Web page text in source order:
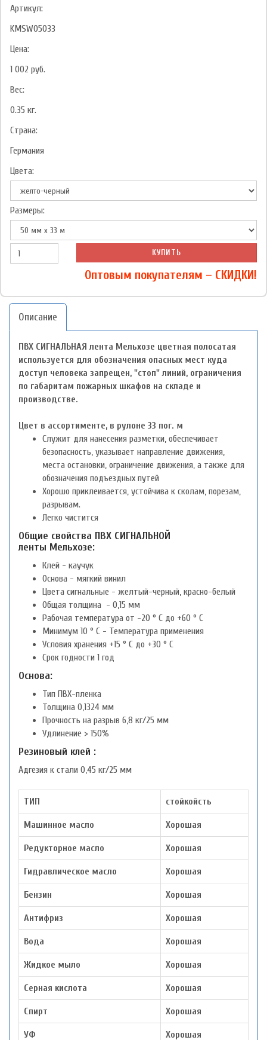
Артикул:
KMSW05033
Цена:
1 002 руб.
Вес:
0.35 кг.
Страна:
Германия
Цвета:
Размеры:
КУПИТЬ
Оптовым покупателям – СКИДКИ!
Описание
ПВХ СИГНАЛЬНАЯ лента Мельхозе цветная полосатая
используется для обозначения опасных мест куда
доступ человека запрещен, "стоп" линий, ограничения
по габаритам пожарных шкафов на складе и
производстве.
Цвет в ассортименте, в рулоне 33 пог. м
Служит для нанесения разметки, обеспечивает
безопасность, указывает направление движения,
места остановки, ограничение движения, а также для
обозначения подъездных путей
Хорошо приклеивается, устойчива к сколам, порезам,
разрывам.
Легко чистится
Общие свойства ПВХ СИГНАЛЬНОЙ
ленты Мельхозе:
Клей - каучук
Основа - мягкий винил
Цвета сигнальные - желтый-черный, красно-белый
Общая толщина - 0,15 мм
Рабочая температура от -20 ° C до +60 ° C
Минимум 10 ° C - Температура применения
Условия хранения +15 ° C до +30 ° C
Срок годности 1 год
Основа:
Тип ПВХ-пленка
Толщина 0,1324 мм
Прочность на разрыв 6,8 кг/25 мм
Удлинение > 150%
Резиновый клей :
Адгезия к стали 0,45 кг/25 мм
ТИП стойкойсть
Машинное масло Хорошая
Редукторное масло Хорошая
Гидравлическое масло Хорошая
Бензин Хорошая
Антифриз Хорошая
Вода Хорошая
Жидкое мыло Хорошая
Серная кислота Хорошая
Спирт Хорошая
УФ Хорошая